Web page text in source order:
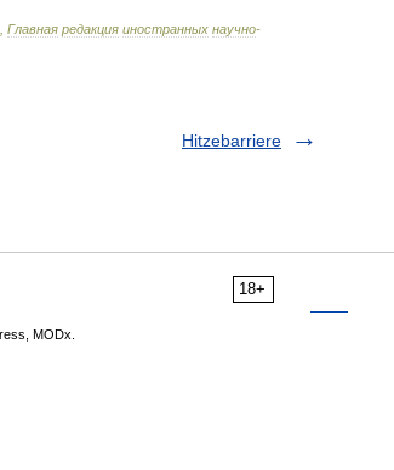
Главная редакция иностранных научно-
Hitzebarriere
18+
MODx.